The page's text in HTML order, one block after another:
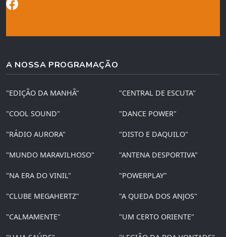
A NOSSA PROGRAMAÇÃO
"EDIÇÃO DA MANHÃ" "CENTRAL DE ESCUTA"
"COOL SOUND" "DANCE POWER"
"RÁDIO AURORA" "DISTO E DAQUILO"
"MUNDO MARAVILHOSO" "ANTENA DESPORTIVA"
"NA ERA DO VINIL" "POWERPLAY"
"CLUBE MEGAHERTZ" "A QUEDA DOS ANJOS"
"CALMAMENTE" "UM CERTO ORIENTE"